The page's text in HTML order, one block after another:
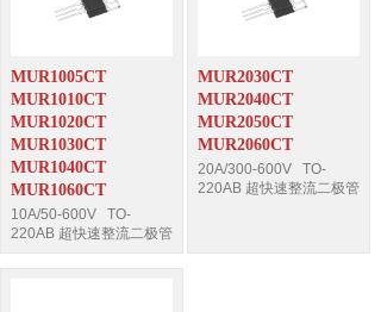
MUR1005CT
MUR1010CT
MUR1020CT
MUR1030CT
MUR1040CT
MUR1060CT
10A/50-600V TO-
220AB 超快速整流二极管
MUR2030CT
MUR2040CT
MUR2050CT
MUR2060CT
20A/300-600V TO-
220AB 超快速整流二极管